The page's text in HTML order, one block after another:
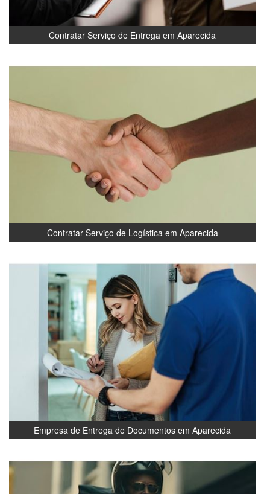
Contratar Serviço de Entrega em Aparecida
Contratar Serviço de Logística em Aparecida
Empresa de Entrega de Documentos em Aparecida